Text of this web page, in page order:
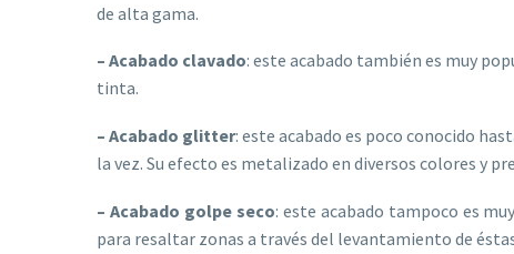
de alta gama.
– Acabado clavado: este acabado también es muy
tinta.
– Acabado glitter: este acabado es poco conocido
la vez. Su efecto es metalizado en diversos colores y
– Acabado golpe seco: este acabado tampoco es
para resaltar zonas a través del levantamiento de